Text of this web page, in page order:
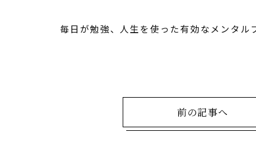
毎日が勉強、人生を使った有効なメンタル
前の記事へ